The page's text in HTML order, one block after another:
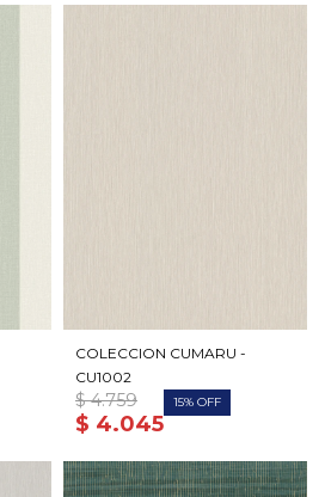
COLECCION CUMARU -
CU1002
$ 4.045
$ 4.759 15